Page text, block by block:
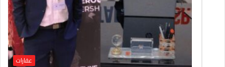
عقارات